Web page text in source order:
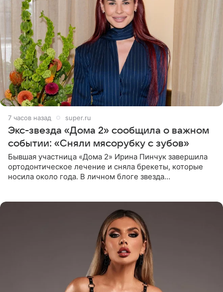
7 часов назад super.ru
Экс-звезда «Дома 2» сообщила о важном
событии: «Сняли мясорубку с зубов»
Бывшая участница «Дома 2» Ирина Пинчук завершила
ортодонтическое лечение и сняла брекеты, которые
носила около года. В личном блоге звезда